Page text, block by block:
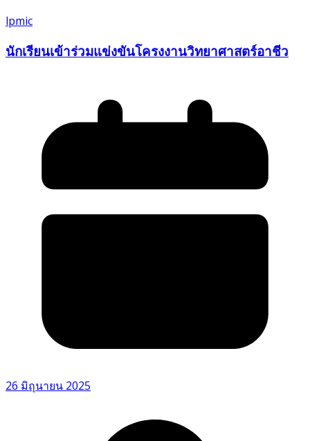
lpmic
นักเรียนเข้าร่วมแข่งขันโครงงานวิทยาศาสตร์อาชีว
26 มิถุนายน 2025